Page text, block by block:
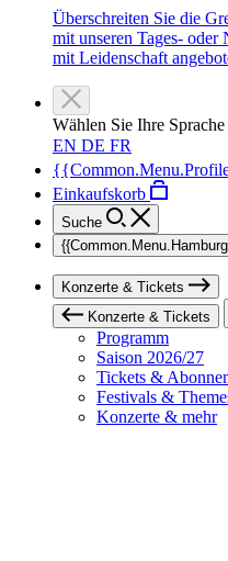
Überschreiten Sie die
mit unseren Tages-
mit Leidenschaft
Wählen Sie Ihre Sprache
EN DE FR
Einkaufskorb
Suche
Konzerte & Tickets
Konzerte & Tickets
Programm
Saison 2026/27
Tickets &
Festivals &
Konzerte & mehr